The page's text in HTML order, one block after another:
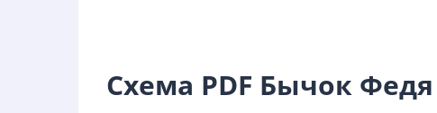
Схема PDF Бычок